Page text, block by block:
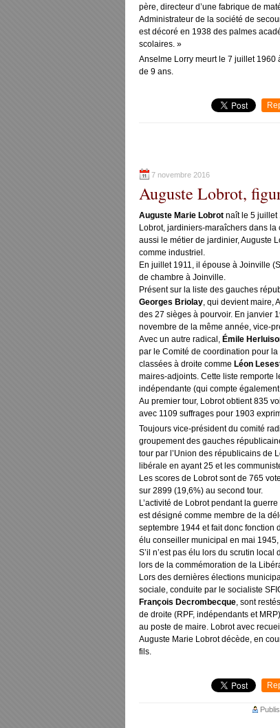
père, directeur d’une fabrique de
Administrateur de la société de
est décoré en 1938 des palmes
scolaires. »
Anselme Lorry meurt le 7 juillet 1960
de 9 ans.
7 novembre 2016
Auguste Lobrot,
Auguste Marie Lobrot naît le 5 juillet
Lobrot, jardiniers-maraîchers dans la
aussi le métier de jardinier, Auguste
comme industriel.
En juillet 1911, il épouse à Joinville
de chambre à Joinville.
Présent sur la liste des gauches
Georges Briolay, qui devient maire,
des 27 sièges à pourvoir. En janvier
novembre de la même année, vice-
Avec un autre radical, Émile
par le Comité de coordination pour
classées à droite comme Léon
maires-adjoints. Cette liste remporte
indépendante (qui compte
Au premier tour, Lobrot obtient 835
avec 1109 suffrages pour 1903
Toujours vice-président du comité
groupement des gauches
tour par l’Union des républicains de
libérale en ayant 25 et les
Les scores de Lobrot sont de 765
sur 2899 (19,6%) au second tour.
L’activité de Lobrot pendant la
est désigné comme membre de la
septembre 1944 et fait donc fonction
élu conseiller municipal en mai
S’il n’est pas élu lors du scrutin
lors de la commémoration de la
Lors des dernières élections
sociale, conduite par le socialiste
François Decrombecque, sont
de droite (RPF, indépendants et
au poste de maire. Lobrot avec
Auguste Marie Lobrot décède, en
fils.